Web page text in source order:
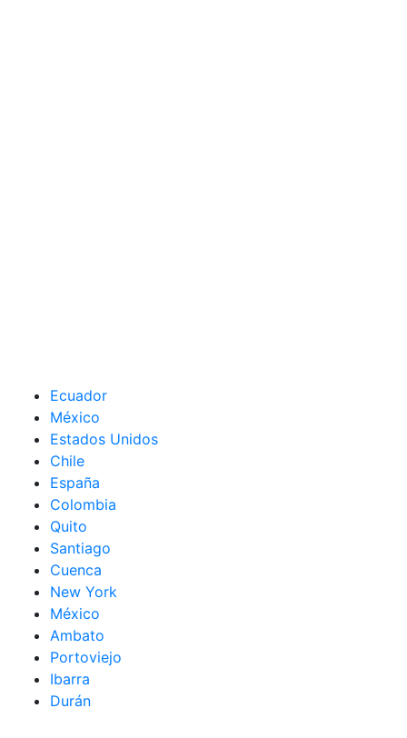
Ecuador
México
Estados Unidos
Chile
España
Colombia
Quito
Santiago
Cuenca
New York
México
Ambato
Portoviejo
Ibarra
Durán